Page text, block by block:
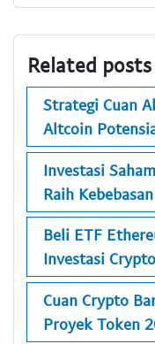
Related posts
Strategi Cuan
Altcoin
Investasi
Raih
Beli ETF
Investasi Crypto
Cuan Crypto
Proyek Token